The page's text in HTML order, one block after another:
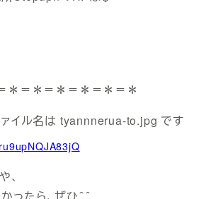
＊＝＊＝＊＝＊＝＊＝＊
、
たら、ぜひ＾＾